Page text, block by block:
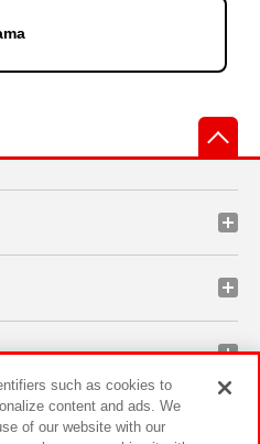
such as cookies to
content and ads. We
of our website with our